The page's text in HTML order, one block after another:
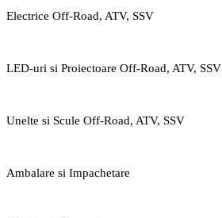
Electrice Off-Road, ATV, SSV
LED-uri si Proiectoare Off-Road, ATV, SSV
Unelte si Scule Off-Road, ATV, SSV
Ambalare si Impachetare